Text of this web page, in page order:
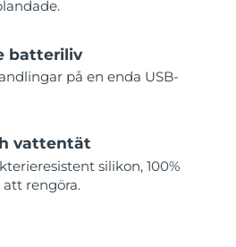
batteriliv
på en enda USB-
vattentät
silikon, 100%
rengöra.